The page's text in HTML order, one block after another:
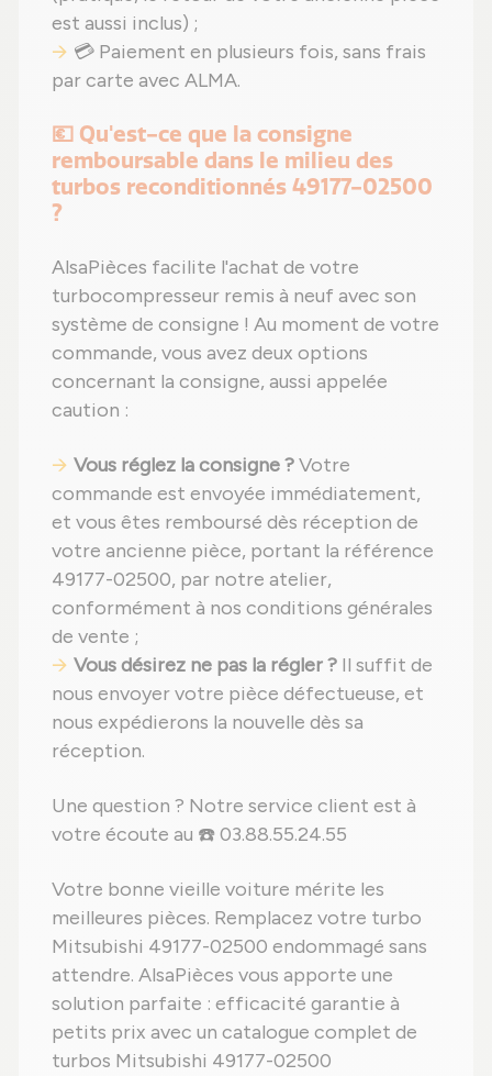
est aussi inclus) ;
💳 Paiement en plusieurs fois, sans frais
par carte avec ALMA.
💶 Qu'est-ce que la consigne
remboursable dans le milieu des
turbos reconditionnés 49177-02500
?
AlsaPièces facilite l'achat de votre
turbocompresseur remis à neuf avec son
système de consigne ! Au moment de votre
commande, vous avez deux options
concernant la consigne, aussi appelée
caution :
Vous réglez la consigne ?Votre
commande est envoyée immédiatement,
et vous êtes remboursé dès réception de
votre ancienne pièce, portant la référence
49177-02500, par notre atelier,
conformément à nos conditions générales
de vente ;
Vous désirez ne pas la régler ? Il suffit de
nous envoyer votre pièce défectueuse, et
nous expédierons la nouvelle dès sa
réception.
Une question ? Notre service client est à
votre écoute au ☎️ 03.88.55.24.55
Votre bonne vieille voiture mérite les
meilleures pièces. Remplacez votre turbo
Mitsubishi 49177-02500 endommagé sans
attendre. AlsaPièces vous apporte une
solution parfaite : efficacité garantie à
petits prix avec un catalogue complet de
turbos Mitsubishi 49177-02500